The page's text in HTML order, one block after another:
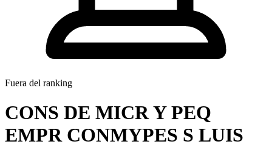
Fuera del ranking
CONS DE MICR Y PEQ
EMPR CONMYPES S LUIS